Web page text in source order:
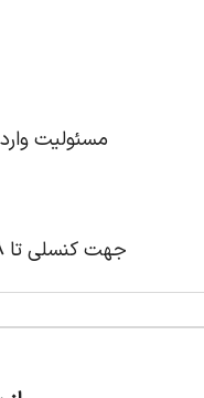
مسئولیت
جهت کنسلی تا 48 ساعت قبل ، 20 درصد و تا 24 ساعت قبل 30 درصد کسر خواهد شد و کمتر از 24 ساعت کنسل نمیشود.